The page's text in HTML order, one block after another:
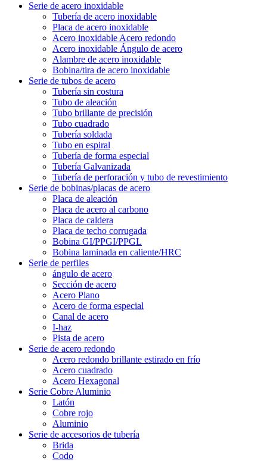
Serie de acero inoxidable
Tubería de acero inoxidable
Placa de acero inoxidable
Acero inoxidable Acero redondo
Acero inoxidable Ángulo de acero
Alambre de acero inoxidable
Bobina/tira de acero inoxidable
Serie de tubos de acero
Tubería sin costura
Tubo de aleación
Tubo brillante de precisión
Tubo cuadrado
Tubería soldada
Tubo en espiral
Tubería de forma especial
Tubería Galvanizada
Tubería de perforación y tubo de revestimiento
Serie de bobinas/placas de acero
Placa de aleación
Placa de acero al carbono
Placa de caldera
Placa de techo corrugada
Bobina GI/PPGI/PPGL
Bobina laminada en caliente/HRC
Serie de perfiles
ángulo de acero
Sección de acero
Acero Plano
Acero de forma especial
Canal de acero
I-haz
Pista de acero
Serie de acero redondo
Acero redondo brillante estirado en frío
Acero cuadrado
Acero Hexagonal
Serie Cobre Aluminio
Latón
Cobre rojo
Aluminio
Serie de accesorios de tubería
Brida
Codo